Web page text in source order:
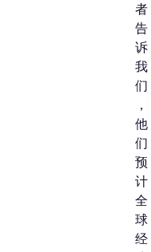
者
告
诉
我
们
，
他
们
预
计
全
球
经